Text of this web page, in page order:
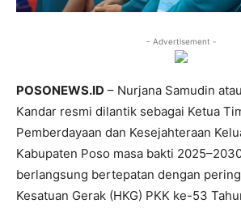
- Advertisement -
POSONEWS.ID – Nurjana Samudin
Kandar resmi dilantik sebagai Ketua
Pemberdayaan dan Kesejahteraan
Kabupaten Poso masa bakti
berlangsung bertepatan dengan
Kesatuan Gerak (HKG) PKK ke-53